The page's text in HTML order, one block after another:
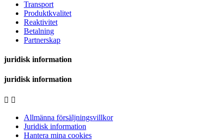
Transport
Produktkvalitet
Reaktivitet
Betalning
Partnerskap
juridisk information
juridisk information
 
Allmänna försäljningsvillkor
Juridisk information
Hantera mina cookies